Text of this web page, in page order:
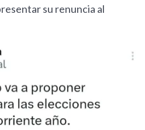
su renuncia al